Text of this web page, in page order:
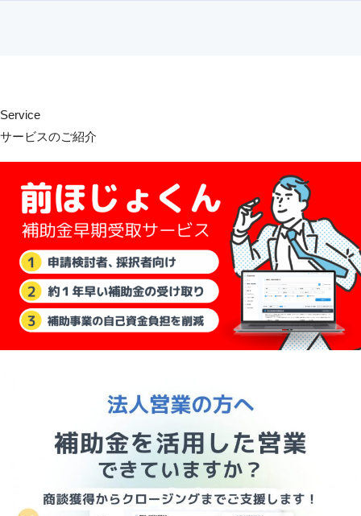
Service
サービスのご紹介